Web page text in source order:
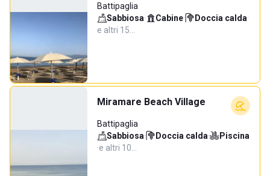
Battipaglia
Sabbiosa· Cabine· Doccia calda·
e altri 15…
Miramare Beach Village
Battipaglia
Sabbiosa· Doccia calda·
Piscina
·e altri 10…